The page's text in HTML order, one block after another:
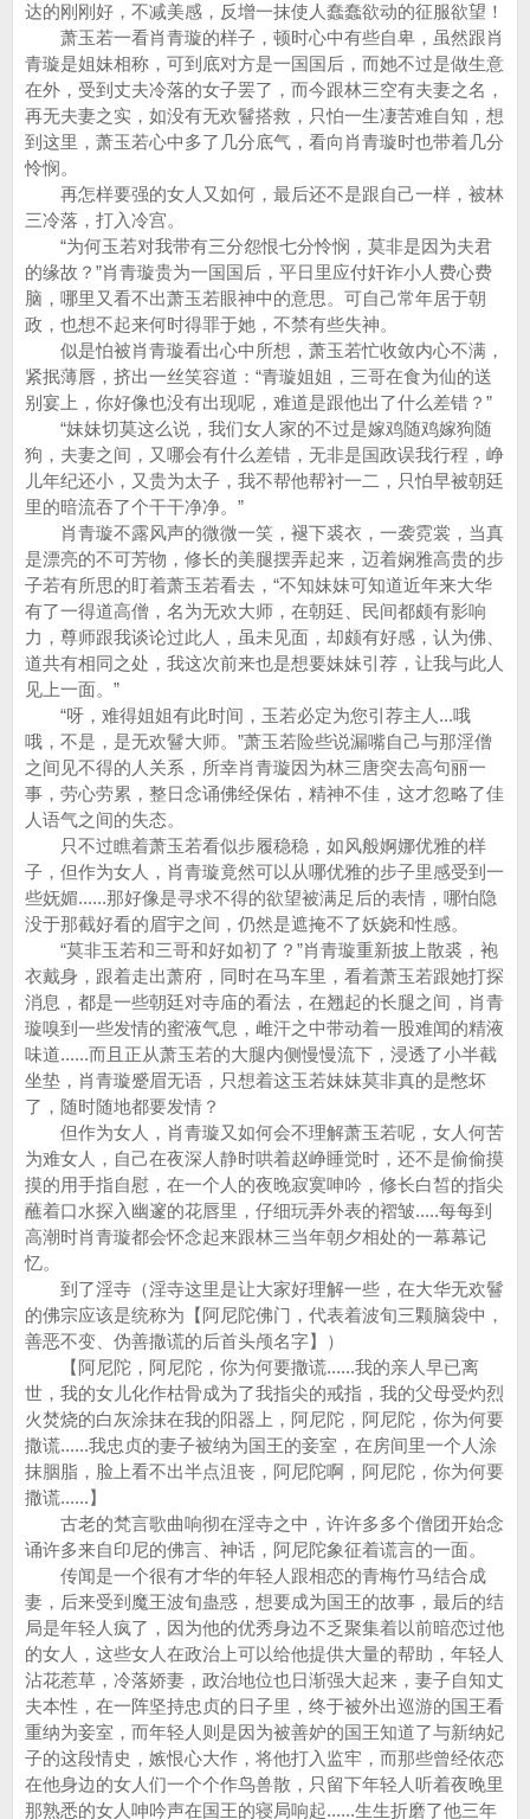
达的刚刚好，不减美感，反增一抹使人蠢蠢欲动的征服欲望！
萧玉若一看肖青璇的样子，顿时心中有些自卑，虽然跟肖
青璇是姐妹相称，可到底对方是一国国后，而她不过是做生意
在外，受到丈夫冷落的女子罢了，而今跟林三空有夫妻之名，
再无夫妻之实，如没有无欢鬙搭救，只怕一生凄苦难自知，想
到这里，萧玉若心中多了几分底气，看向肖青璇时也带着几分
怜悯。
再怎样要强的女人又如何，最后还不是跟自己一样，被林
三冷落，打入冷宫。
“为何玉若对我带有三分怨恨七分怜悯，莫非是因为夫君
的缘故？”肖青璇贵为一国国后，平日里应付奸诈小人费心费
脑，哪里又看不出萧玉若眼神中的意思。可自己常年居于朝
政，也想不起来何时得罪于她，不禁有些失神。
似是怕被肖青璇看出心中所想，萧玉若忙收敛内心不满，
紧抿薄唇，挤出一丝笑容道：“青璇姐姐，三哥在食为仙的送
别宴上，你好像也没有出现呢，难道是跟他出了什么差错？”
“妹妹切莫这么说，我们女人家的不过是嫁鸡随鸡嫁狗随
狗，夫妻之间，又哪会有什么差错，无非是国政误我行程，峥
儿年纪还小，又贵为太子，我不帮他帮衬一二，只怕早被朝廷
里的暗流吞了个干干净净。”
肖青璇不露风声的微微一笑，褪下裘衣，一袭霓裳，当真
是漂亮的不可芳物，修长的美腿摆弄起来，迈着娴雅高贵的步
子若有所思的盯着萧玉若看去，“不知妹妹可知道近年来大华
有了一得道高僧，名为无欢大师，在朝廷、民间都颇有影响
力，尊师跟我谈论过此人，虽未见面，却颇有好感，认为佛、
道共有相同之处，我这次前来也是想要妹妹引荐，让我与此人
见上一面。”
“呀，难得姐姐有此时间，玉若必定为您引荐主人...哦
哦，不是，是无欢鬙大师。”萧玉若险些说漏嘴自己与那淫僧
之间见不得的人关系，所幸肖青璇因为林三唐突去高句丽一
事，劳心劳累，整日念诵佛经保佑，精神不佳，这才忽略了佳
人语气之间的失态。
只不过瞧着萧玉若看似步履稳稳，如风般婀娜优雅的样
子，但作为女人，肖青璇竟然可以从哪优雅的步子里感受到一
些妩媚......那好像是寻求不得的欲望被满足后的表情，哪怕隐
没于那截好看的眉宇之间，仍然是遮掩不了妖娆和性感。
“莫非玉若和三哥和好如初了？”肖青璇重新披上散裘，袍
衣戴身，跟着走出萧府，同时在马车里，看着萧玉若跟她打探
消息，都是一些朝廷对寺庙的看法，在翘起的长腿之间，肖青
璇嗅到一些发情的蜜液气息，雌汗之中带动着一股难闻的精液
味道......而且正从萧玉若的大腿内侧慢慢流下，浸透了小半截
坐垫，肖青璇蹙眉无语，只想着这玉若妹妹莫非真的是憋坏
了，随时随地都要发情？
但作为女人，肖青璇又如何会不理解萧玉若呢，女人何苦
为难女人，自己在夜深人静时哄着赵峥睡觉时，还不是偷偷摸
摸的用手指自慰，在一个人的夜晚寂寞呻吟，修长白皙的指尖
蘸着口水探入幽邃的花唇里，仔细玩弄外表的褶皱.....每每到
高潮时肖青璇都会怀念起来跟林三当年朝夕相处的一幕幕记
忆。
到了淫寺（淫寺这里是让大家好理解一些，在大华无欢鬙
的佛宗应该是统称为【阿尼陀佛门，代表着波旬三颗脑袋中，
善恶不变、伪善撒谎的后首头颅名字】）
【阿尼陀，阿尼陀，你为何要撒谎......我的亲人早已离
世，我的女儿化作枯骨成为了我指尖的戒指，我的父母受灼烈
火焚烧的白灰涂抹在我的阳器上，阿尼陀，阿尼陀，你为何要
撒谎......我忠贞的妻子被纳为国王的妾室，在房间里一个人涂
抹胭脂，脸上看不出半点沮丧，阿尼陀啊，阿尼陀，你为何要
撒谎......】
古老的梵言歌曲响彻在淫寺之中，许许多多个僧团开始念
诵许多来自印尼的佛言、神话，阿尼陀象征着谎言的一面。
传闻是一个很有才华的年轻人跟相恋的青梅竹马结合成
妻，后来受到魔王波旬蛊惑，想要成为国王的故事，最后的结
局是年轻人疯了，因为他的优秀身边不乏聚集着以前暗恋过他
的女人，这些女人在政治上可以给他提供大量的帮助，年轻人
沾花惹草，冷落娇妻，政治地位也日渐强大起来，妻子自知丈
夫本性，在一阵坚持忠贞的日子里，终于被外出巡游的国王看
重纳为妾室，而年轻人则是因为被善妒的国王知道了与新纳妃
子的这段情史，嫉恨心大作，将他打入监牢，而那些曾经依恋
在他身边的女人们一个个作鸟兽散，只留下年轻人听着夜晚里
那熟悉的女人呻吟声在国王的寝局响起......生生折磨了他三年